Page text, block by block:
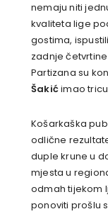
nemaju niti
kvaliteta lige
gostima,
zadnje
Partizana su
Šakićimao
Košarkaška
odlične
duple krune u
mjesta u
odmah tijekom
ponoviti prošlu